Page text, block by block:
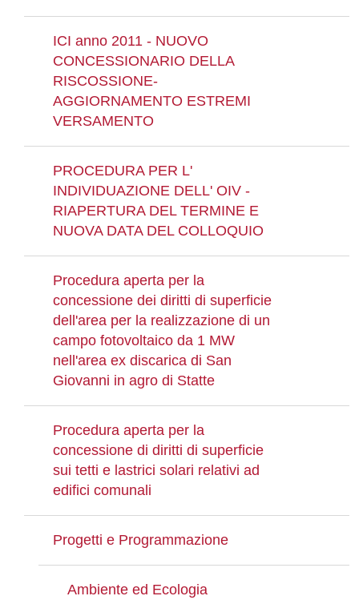
ICI anno 2011 - NUOVO
CONCESSIONARIO DELLA
RISCOSSIONE-
AGGIORNAMENTO ESTREMI
VERSAMENTO
PROCEDURA PER L'
INDIVIDUAZIONE DELL' OIV -
RIAPERTURA DEL TERMINE E
NUOVA DATA DEL COLLOQUIO
Procedura aperta per la
concessione dei diritti di superficie
dell'area per la realizzazione di un
campo fotovoltaico da 1 MW
nell'area ex discarica di San
Giovanni in agro di Statte
Procedura aperta per la
concessione di diritti di superficie
sui tetti e lastrici solari relativi ad
edifici comunali
Progetti e Programmazione
Ambiente ed Ecologia